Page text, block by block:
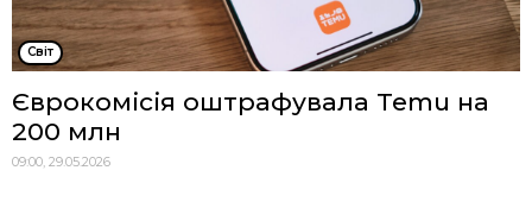
Cвіт
Єврокомісія оштрафувала Temu на
200 млн
09:00, 29.05.2026